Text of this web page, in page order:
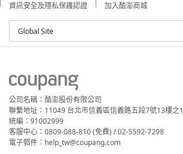
資訊安全及隱私保護認證
加入酷澎商城
Global Site
公司名稱：酷澎股份有限公司
聯繫地址：11049 台北市信義區信義路五段7號13樓之1
統編：91002999
客服中心：0809-088-810 (免費) / 02-5592-7298
電子郵件：help_tw@coupang.com